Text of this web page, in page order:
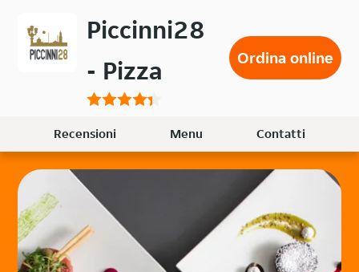
contenuto
Piccinni28
- Pizza
Ordina online
Recensioni Menu Contatti